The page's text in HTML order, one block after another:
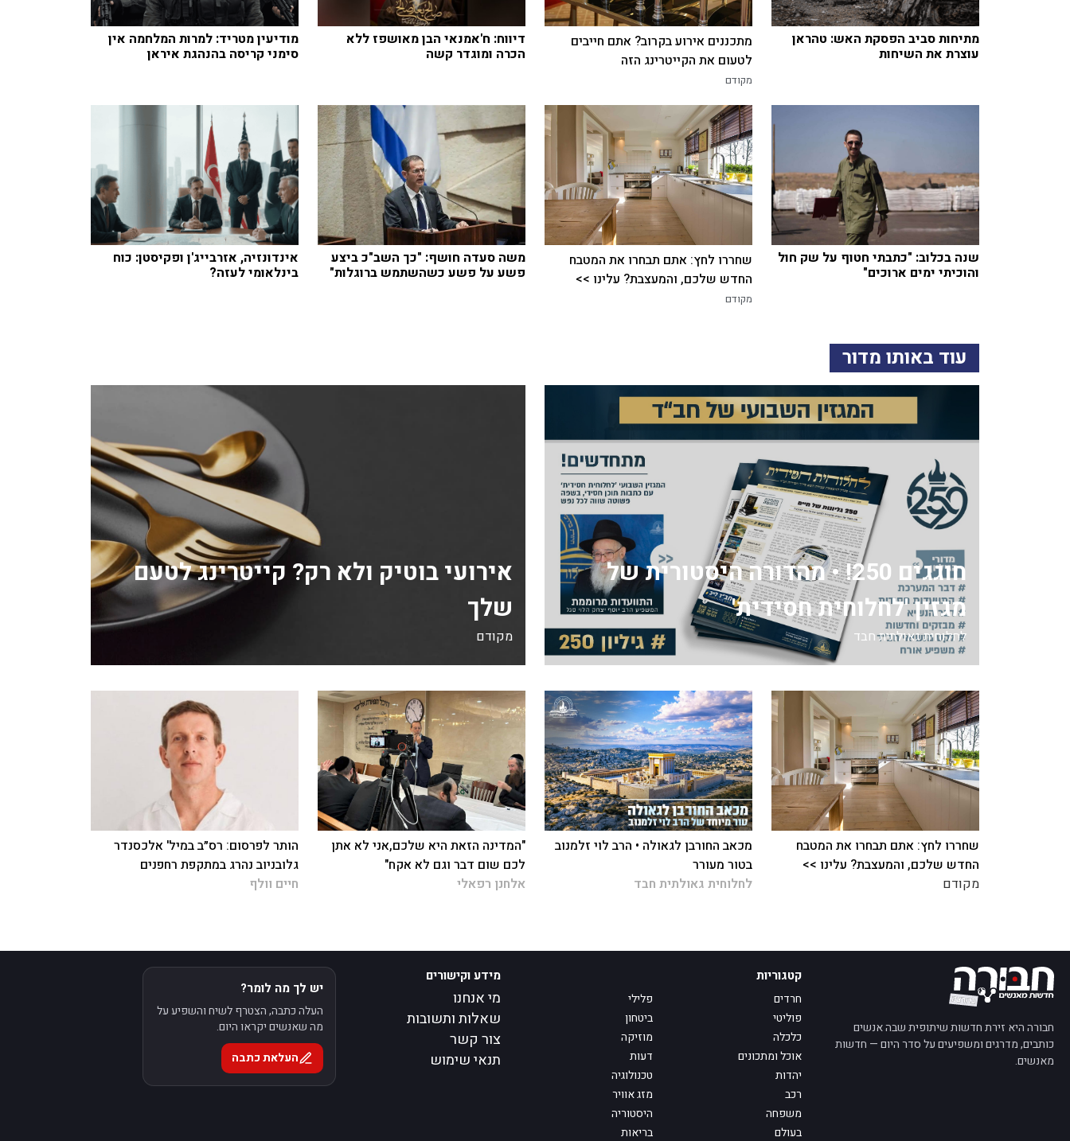
מתיחות סביב הפסקת האש: טהראן
עוצרת את השיחות
מתכננים אירוע בקרוב? אתם חייבים
לטעום את הקייטרינג הזה
מקודם
דיווח: ח'אמנאי הבן מאושפז ללא
הכרה ומוגדר קשה
מודיעין מטריד: למרות המלחמה אין
סימני קריסה בהנהגת איראן
שנה בכלוב: "כתבתי חטוף על שק חול
והוכיתי ימים ארוכים"
שחררו לחץ: אתם תבחרו את המטבח
החדש שלכם, והמעצבת? עלינו >>
מקודם
משה סעדה חושף: "כך השב"כ ביצע
פשע על פשע כשהשתמש ברוגלות"
אינדונזיה, אזרבייג'ן ופקיסטן: כוח
בינלאומי לעזה?
עוד באותו מדור
חוגגים 250! • מהדורה היסטורית של
מגזין 'לחלוחית חסידית'
לחלוחית גאולתית חבד
אירועי בוטיק ולא רק? קייטרינג לטעם
שלך
מקודם
שחררו לחץ: אתם תבחרו את המטבח
החדש שלכם, והמעצבת? עלינו >>
מקודם
מכאב החורבן לגאולה • הרב לוי זלמנוב
בטור מעורר
לחלוחית גאולתית חבד
"המדינה הזאת היא שלכם,אני לא אתן
לכם שום דבר וגם לא אקח"
אלחנן רפאלי
הותר לפרסום: רס״ב במיל' אלכסנדר
גלובניוב נהרג במתקפת רחפנים
חיים וולף
חבורה היא זירת חדשות שיתופית שבה אנשים
כותבים, מדרגים ומשפיעים על סדר היום — חדשות
מאנשים.
קטגוריות
חרדים
פלילי
פוליטי
ביטחון
כלכלה
מוזיקה
אוכל ומתכונים
דעות
יהדות
טכנולוגיה
רכב
מזג אוויר
משפחה
היסטוריה
בעולם
בריאות
מידע וקישורים
מי אנחנו
שאלות ותשובות
צור קשר
תנאי שימוש
יש לך מה לומר?
העלה כתבה, הצטרף לשיח והשפיע על
מה שאנשים יקראו היום.
העלאת כתבה